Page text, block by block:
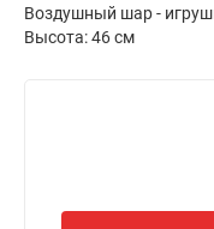
Воздушный шар -
Высота: 46 см